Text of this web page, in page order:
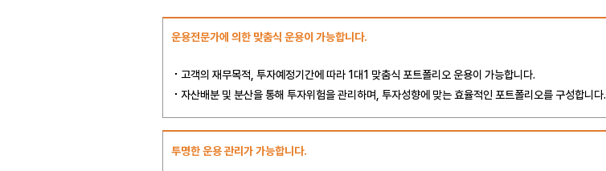
운용전문가에 의한 맞춤식 운용이 가능합니다.
고객의 재무목적, 투자예정기간에 따라 1대1 맞춤식 포트폴리오 운용이 가능합니다.
자산배분 및 분산을 통해 투자위험을 관리하며, 투자성향에 맞는 효율적인 포트폴리오를 구성합니다.
투명한 운용 관리가 가능합니다.